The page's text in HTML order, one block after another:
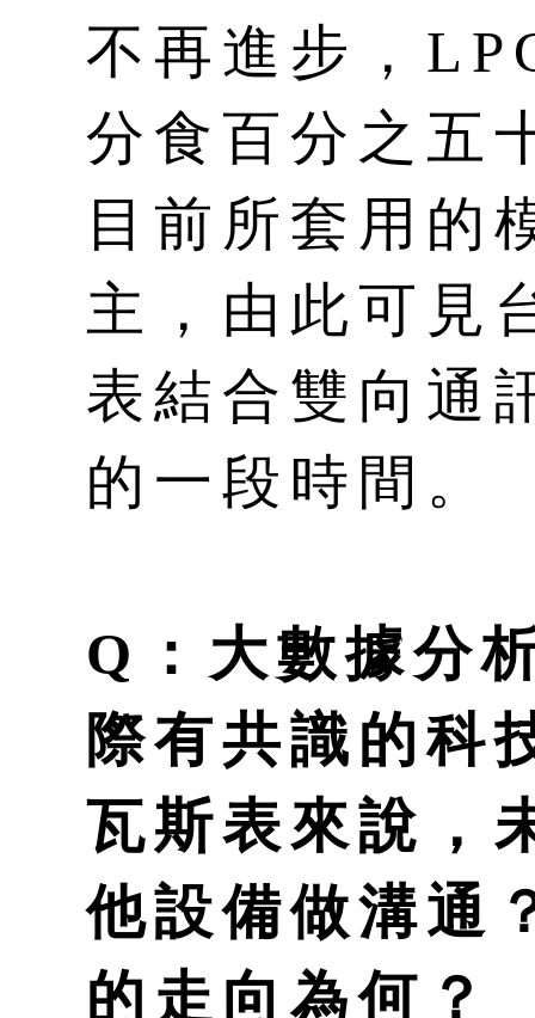
不再進步，
分食百分之五
目前所套用的
主，由此可見
表結合雙向通
的一段時間。
Q：大數據分
際有共識的科
瓦斯表來說，
他設備做溝通
的走向為何？